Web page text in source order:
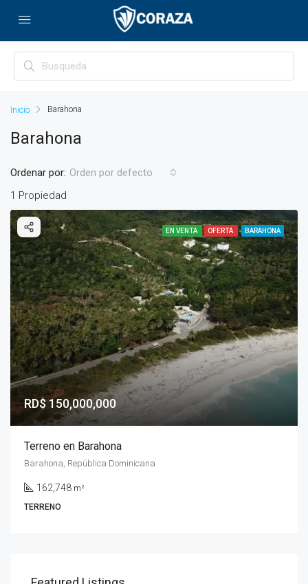
Barahona
Barahona
1 Propiedad
Ordenar por: Orden por defecto
EN VENTA OFERTA BARAHONA
RD$ 150,000,000
Terreno en Barahona
Barahona, República Dominicana
162,748 m²
TERRENO